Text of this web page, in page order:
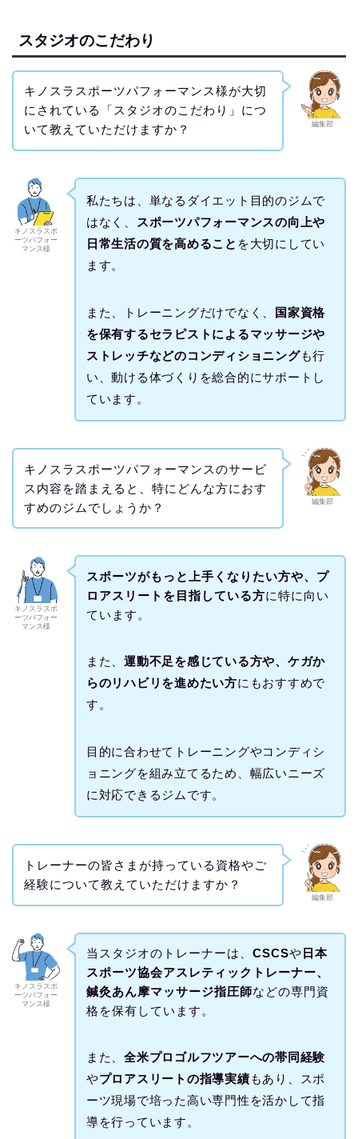
スタジオのこだわり
編集部
キノスラスポーツパフォーマンス様が大切
にされている「スタジオのこだわり」につ
いて教えていただけますか？
キノスラスポ
ーツパフォー
マンス様
私たちは、単なるダイエット目的のジムで
はなく、
スポーツパフォーマンスの向上や
日常生活の質を高めること を大切にしてい
ます。
また、トレーニングだけでなく、
国家資格
を保有するセラピストによるマッサージや
ストレッチなどのコンディショニングも行
い、動ける体づくりを総合的にサポートし
ています。
編集部
キノスラスポーツパフォーマンスのサービ
ス内容を踏まえると、特にどんな方におす
すめのジムでしょうか？
キノスラスポ
ーツパフォー
マンス様
スポーツがもっと上手くなりたい方や、プ
ロアスリートを目指している方に特に向い
ています。
また、運動不足を感じている方や、ケガか
らのリハビリを進めたい方にもおすすめで
す。
目的に合わせてトレーニングやコンディシ
ョニングを組み立てるため、幅広いニーズ
に対応できるジムです。
編集部
トレーナーの皆さまが持っている資格やご
経験について教えていただけますか？
キノスラスポ
ーツパフォー
マンス様
当スタジオのトレーナーは、 CSCSや 日本
スポーツ協会アスレティックトレーナー、
鍼灸あん摩マッサージ指圧師などの専門資
格を保有しています。
また、全米プロゴルフツアーへの帯同経験
やプロアスリートの指導実績もあり、スポ
ーツ現場で培った高い専門性を活かして指
導を行っています。